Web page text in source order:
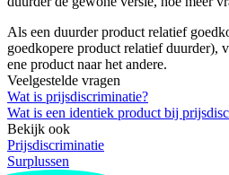
Als een duurder product relatief
goedkopere product relatief duurder),
ene product naar het andere.
Veelgestelde vragen
Wat is prijsdiscriminatie?
Wat is een identiek product bij
Bekijk ook
Prijsdiscriminatie
Surplussen